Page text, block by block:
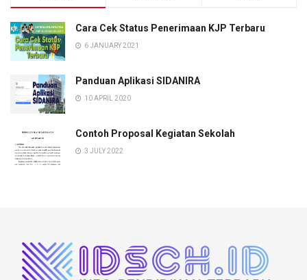
Cara Cek Status Penerimaan KJP Terbaru
6 JANUARY 2021
Panduan Aplikasi SIDANIRA
10 APRIL 2020
Contoh Proposal Kegiatan Sekolah
3 JULY 2022